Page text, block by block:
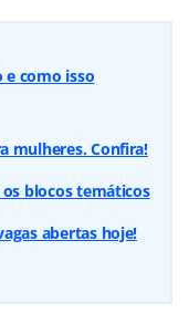
e como isso
mulheres. Confira!
blocos temáticos
abertas hoje!